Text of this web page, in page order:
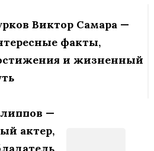
Виктор Самара —
факты,
и жизненный
—
актер,